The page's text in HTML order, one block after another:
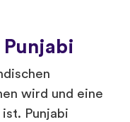
wird und eine
Punjabi